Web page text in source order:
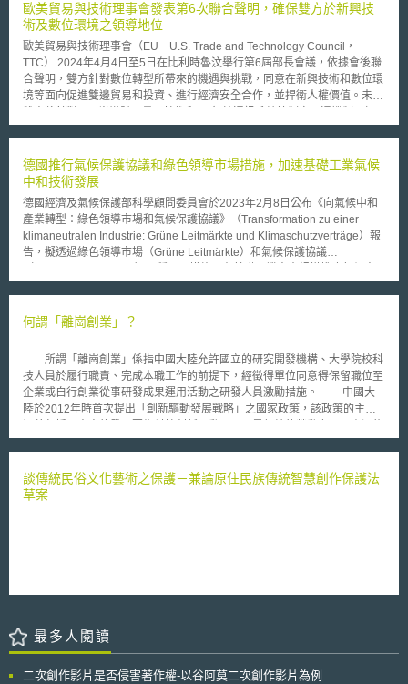
歐美貿易與技術理事會發表第6次聯合聲明，確保雙方於新興技
術及數位環境之領導地位
歐美貿易與技術理事會（EU－U.S. Trade and Technology Council，
TTC） 2024年4月4日至5日在比利時魯汶舉行第6屆部長會議，依據會後聯
合聲明，雙方針對數位轉型所帶來的機遇與挑戰，同意在新興技術和數位環
境等面向促進雙邊貿易和投資、進行經濟安全合作，並捍衛人權價值。未來
準，簡述如下： (1) AI技術：採取「風險基礎方法」（risk-based
Roadmap for Trustworthy AI and Risk Management），提高透明度以降低
公民及社會使用AI的風險；更新關鍵AI術語清單（a list of key AI terms），
減少雙方於概念認知上的誤差；承諾建立對話機制，以深化雙邊合作。 (2)
半導體：為促進半導體供應鏈韌性（resilience）與協調（coordination），
將延長實施「供應鏈早期預警機制」（joint early warning mechanism）及
「透明機制」（transparency mechanism）兩項行政安排，共同解決半導
體產業市場扭曲、供應鏈過度依賴特定國家等挑戰。 (3) 量子技術：雙方將
加速技術研發。 (4) 6G技術：雙方通過「6G願景」（6G vision），並對於
開發共同原則。 歐美雙方期望透過上述作法，促進半導體和關鍵技術研發
數位環境之領導地位。
德國推行氣候保護協議和綠色領導市場措施，加速基礎工業氣候
中和技術發展
德國經濟及氣候保護部科學顧問委員會於2023年2月8日公布《向氣候中和
產業轉型：綠色領導市場和氣候保護協議》（Transformation zu einer
klimaneutralen Industrie: Grüne Leitmärkte und Klimaschutzverträge）報
告，擬透過綠色領導市場（Grüne Leitmärkte）和氣候保護協議
和⽣產技術。 科學顧問委員會指出，目前僅靠碳定價已無法調整在氣候保
候友好型技術投資上缺乏經濟效益，因此政府需要採取額外措施來實現基礎
的原物料（例如綠⾊鋼鐵）的市場，政府採購中可優先使⽤綠⾊原料，也可
以透過監管措施，規定私⼈和企業在⼀定範圍內只能使⽤含有⼀定⽐例綠⾊
原料的產品。氣候保護協議則是國家與企業間，就⽣產氣候友好型產品簽訂
契約，保證企業將獲得15年的補償⾦，以補償採行氣候中和⽣產術所產生較
⾼的成本，同時亦保護企業免受碳定價波動和其他⾵險的影響。
何謂「離崗創業」？
所謂「離崗創業」係指中國大陸允許國立的研究開發機構、大學院校科
技人員於履行職責、完成本職工作的前提下，經徵得單位同意得保留職位至
企業或自行創業從事研發成果運用活動之研發人員激勵措施。 中國大
陸於2012年時首次提出「創新驅動發展戰略」之國家政策，該政策的主要
源驅動；以及創新的目的是為了驅動發展，而不是為了發表高水準論文。
華人民共和國促進科技成果轉化法〉若干規定》，於該文件中，為激勵研發
人員創新創業，開放國立研究開發機構、大學院校科技人員於履行職責、完
談傳統民俗文化藝術之保護－兼論原住民族傳統智慧創作保護法
草案
最多人閱讀
二次創作影片是否侵害著作權-以谷阿莫二次創作影片為例